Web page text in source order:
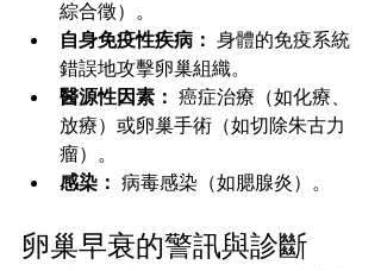
綜合徵）。
自身免疫性疾病： 身體的免疫系統
錯誤地攻擊卵巢組織。
醫源性因素： 癌症治療（如化療、
放療）或卵巢手術（如切除朱古力
瘤）。
感染： 病毒感染（如腮腺炎）。
卵巢早衰的警訊與診斷